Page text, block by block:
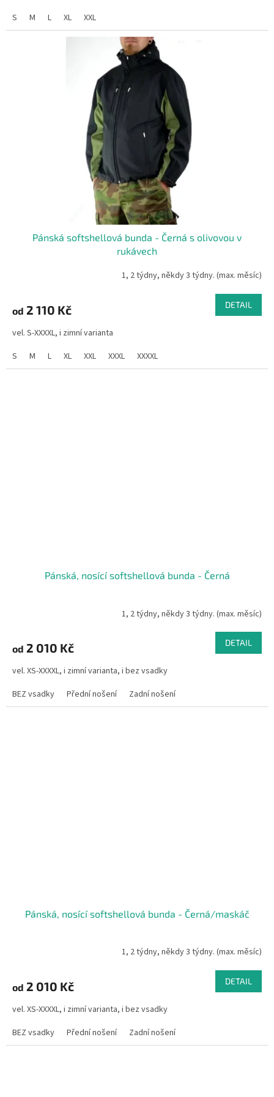
S
M L XL XXL
Pánská softshellová bunda - Černá s olivovou v
rukávech
1, 2 týdny, někdy 3 týdny. (max. měsíc)
od 2 110 Kč DETAIL
vel. S-XXXXL, i zimní varianta
S
M L XL XXL XXXL XXXXL
Pánská, nosící softshellová bunda - Černá
1, 2 týdny, někdy 3 týdny. (max. měsíc)
od 2 010 Kč DETAIL
vel. XS-XXXXL, i zimní varianta, i bez vsadky
BEZ vsadky
Přední nošení Zadní nošení
Pánská, nosící softshellová bunda - Černá/maskáč
1, 2 týdny, někdy 3 týdny. (max. měsíc)
od 2 010 Kč DETAIL
vel. XS-XXXXL, i zimní varianta, i bez vsadky
BEZ vsadky
Přední nošení Zadní nošení